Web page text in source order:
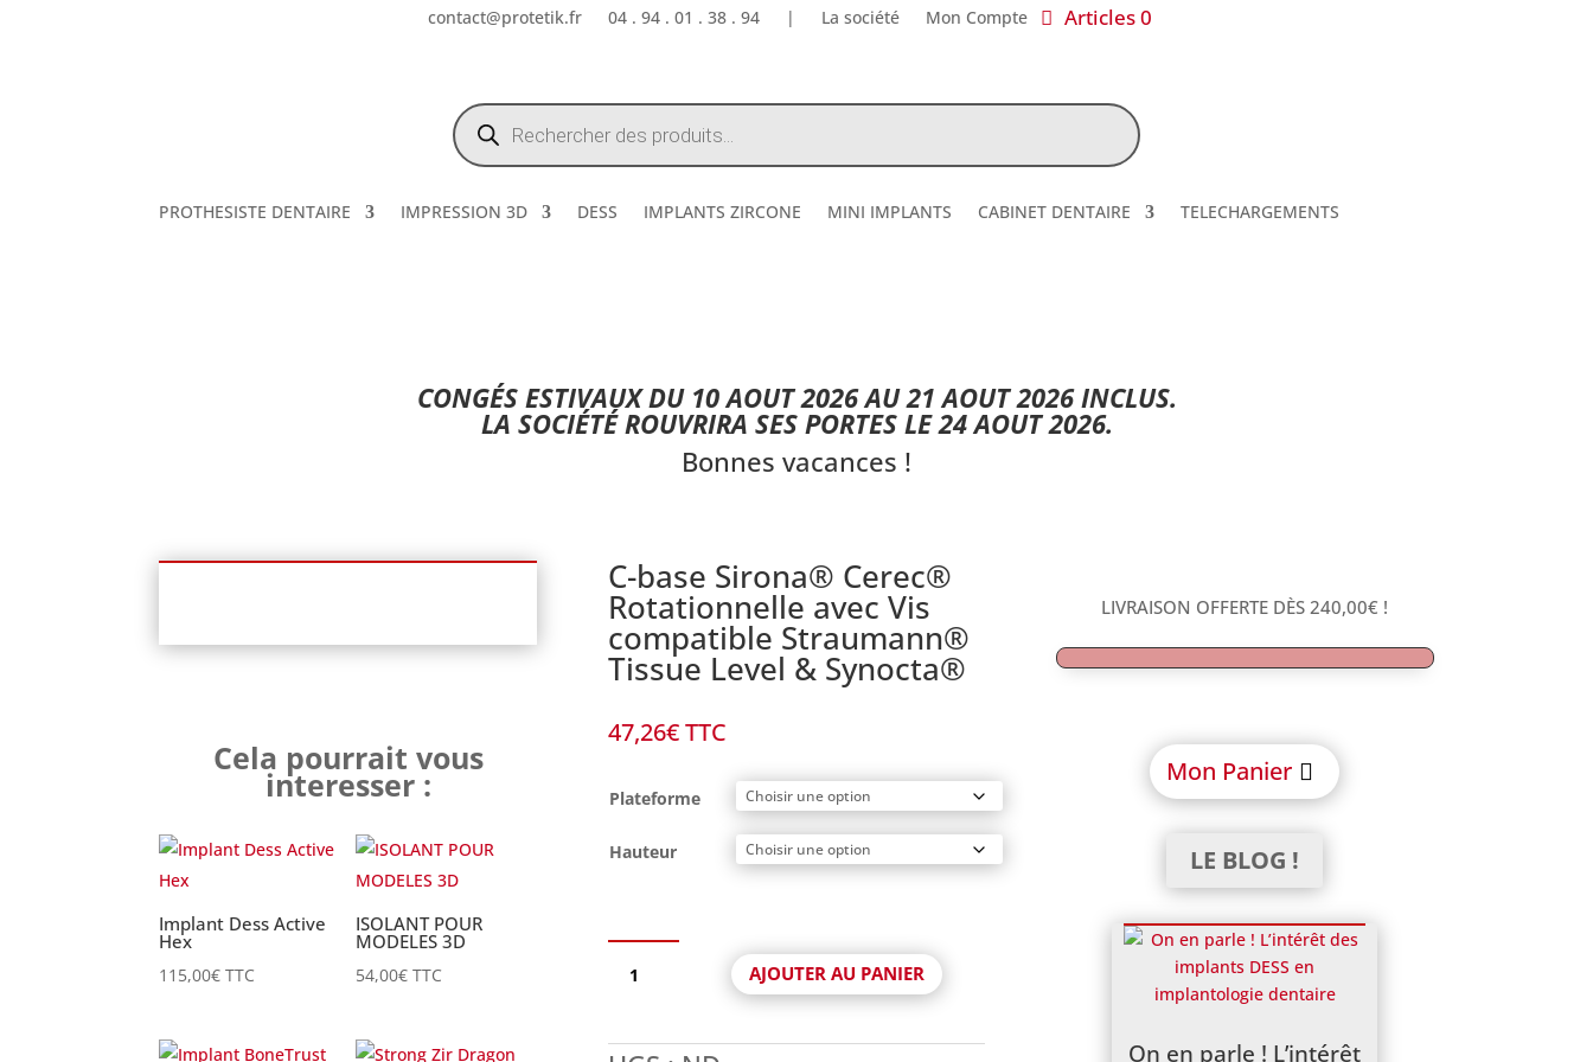
contact@protetik.fr 04 . 94 . 01 . 38 . 94 | La société Mon Compte Articles 0
Recherche
de
produits
PROTHESISTE DENTAIRE IMPRESSION 3D DESS IMPLANTS ZIRCONE MINI IMPLANTS CABINET DENTAIRE TELECHARGEMENTS
CONGÉS ESTIVAUX DU 10 AOUT 2026 AU 21 AOUT 2026 INCLUS.
LA SOCIÉTÉ ROUVRIRA SES PORTES LE 24 AOUT 2026.
Bonnes vacances !
Cela pourrait vous
interesser :
Implant Dess Active
Hex
115,00€ TTC
ISOLANT POUR
MODELES 3D
54,00€ TTC
C-base Sirona® Cerec®
Rotationnelle avec Vis
compatible Straumann®
Tissue Level & Synocta®
47,26€ TTC
Plateforme
Hauteur
AJOUTER AU PANIER
LIVRAISON OFFERTE DÈS240,00€ !
Mon Panier
LE BLOG !
On en parle ! L’intérêt